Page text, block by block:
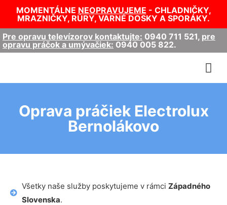
MOMENTÁLNE NEOPRAVUJEME - CHLADNIČKY,
MRAZNIČKY, RÚRY, VARNÉ DOSKY A SPORÁKY.
Pre opravu televízorov kontaktujte: 0940 711 521, pre
opravu práčok a umývačiek: 0940 005 822.
Oprava práčiek Electrolux
Bernolákovo
Všetky naše služby poskytujeme v rámci Západného
Slovenska.